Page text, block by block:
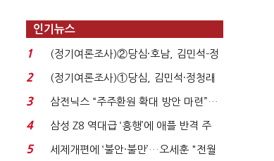
인기뉴스
1
(정기여론조사)②당심·호남, 김민석-정
청래 '초접전'...
2
(정기여론조사)①당심, 김민석·정청래
'초접전'…대통령 ...
3
삼전닉스 “주주환원 확대 방안 마련”…
로이터에 성명...
4
삼성 Z8 역대급 ‘흥행’에 애플 반격 주
목…9월 ‘폴...
5
세제개편에 ‘불안·불만’…오세훈 "전월